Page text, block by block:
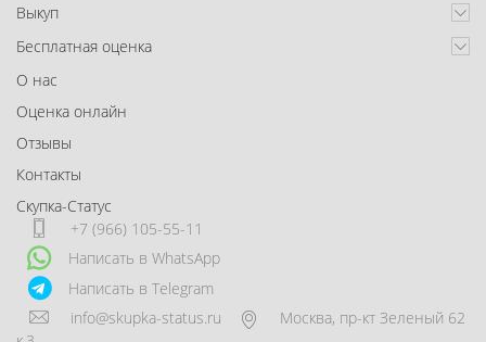
Выкуп
Бесплатная оценка
О нас
Оценка онлайн
Отзывы
Контакты
Скупка-Статус
+7 (966) 105-55-11
Написать в WhatsApp
Написать в Telegram
info@skupka-status.ru
Москва, пр-кт Зеленый 62